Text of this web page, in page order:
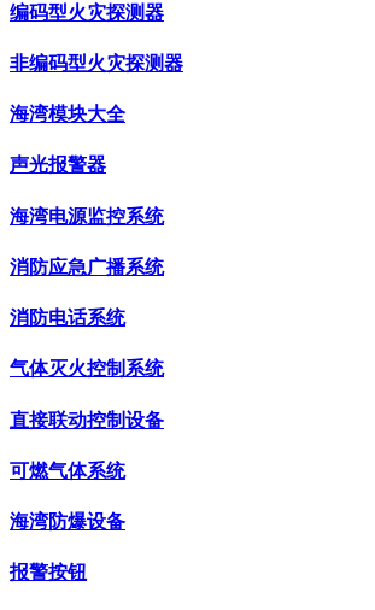
编码型火灾探测器
非编码型火灾探测器
海湾模块大全
声光报警器
海湾电源监控系统
消防应急广播系统
消防电话系统
气体灭火控制系统
直接联动控制设备
可燃气体系统
海湾防爆设备
报警按钮